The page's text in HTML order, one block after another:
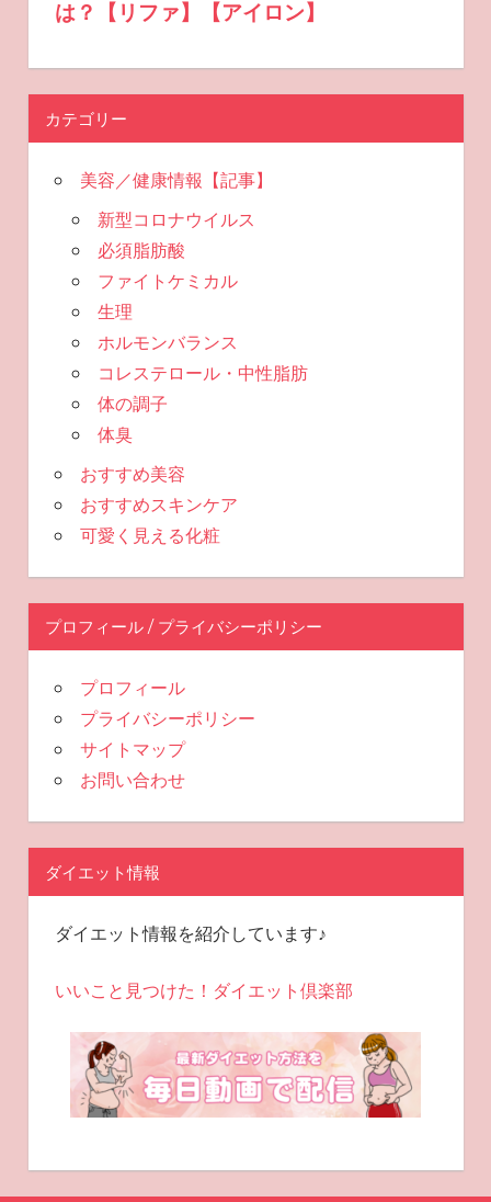
カテゴリー
美容／健康情報【記事】
新型コロナウイルス
必須脂肪酸
ファイトケミカル
生理
ホルモンバランス
コレステロール・中性脂肪
体の調子
体臭
おすすめ美容
おすすめスキンケア
可愛く見える化粧
プロフィール / プライバシーポリシー
プロフィール
プライバシーポリシー
サイトマップ
お問い合わせ
ダイエット情報
ダイエット情報を紹介しています♪
いいこと見つけた！ダイエット倶楽部